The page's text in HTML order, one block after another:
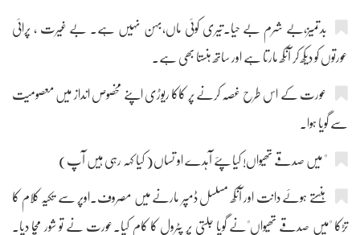
بدتمیز،بے شرم بے حیا۔تیری کوئی ماں،بہن نہیں ہے۔ بے غیرت ، پرائی
عورتوں کو دیکھ کر آنکھ مارتا ہے اور ساتھ ہنستا بھی ہے۔
عورت کے اس طرح غصہ کرنے پر کاکا ریوڑی اپنے مخصوص انداز میں معصومیت
سے گویا ہوا۔
" میں صدقے تھیواں! کیا پئے آہدے او تساں( کیا کہہ رہی ہیں آپ)
ہنستے ہوئے دانت اور آنکھ مسلسل ڈمپر مارنے میں مصروف۔اوپر سے تکیہ کلام کا
تڑکا "میں صدقے تھیواں"نے گویا جلتی پر پٹرول کا کام کیا۔عورت نے تو شور مچا دیا۔